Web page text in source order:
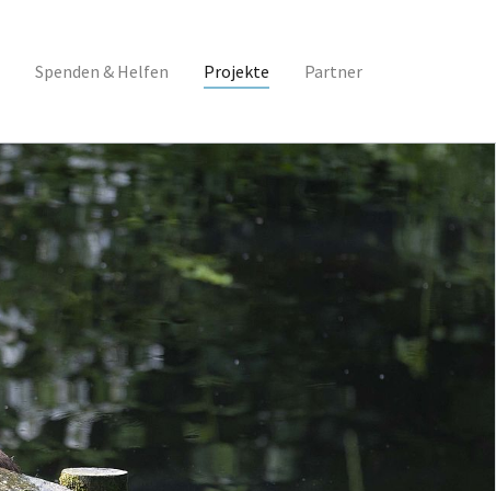
Spenden & Helfen Projekte Partner